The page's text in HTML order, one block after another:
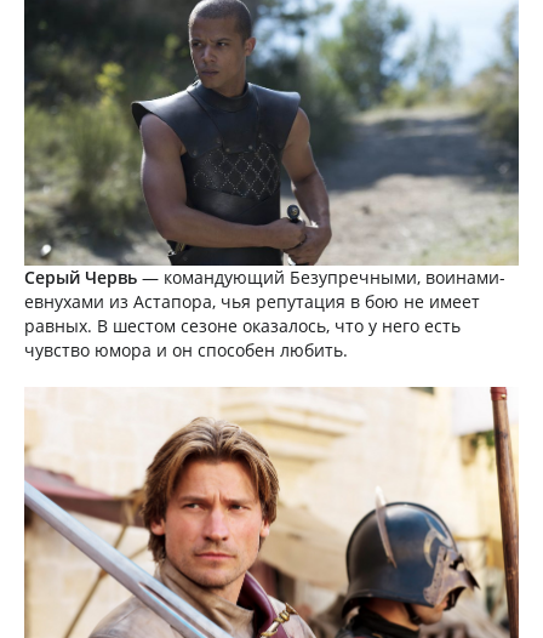
Серый Червь — командующий Безупречными, воинами-
евнухами из Астапора, чья репутация в бою не имеет
равных. В шестом сезоне оказалось, что у него есть
чувство юмора и он способен любить.